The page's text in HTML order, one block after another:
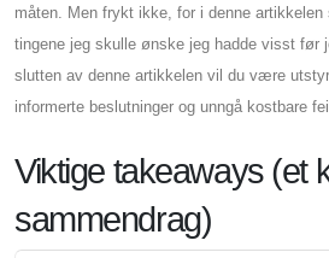
måten. Men frykt ikke, for i denne
tingene jeg skulle ønske jeg hadde visst før
slutten av denne artikkelen vil du være
informerte beslutninger og unngå kostbare
Viktige takeaways (et
sammendrag)